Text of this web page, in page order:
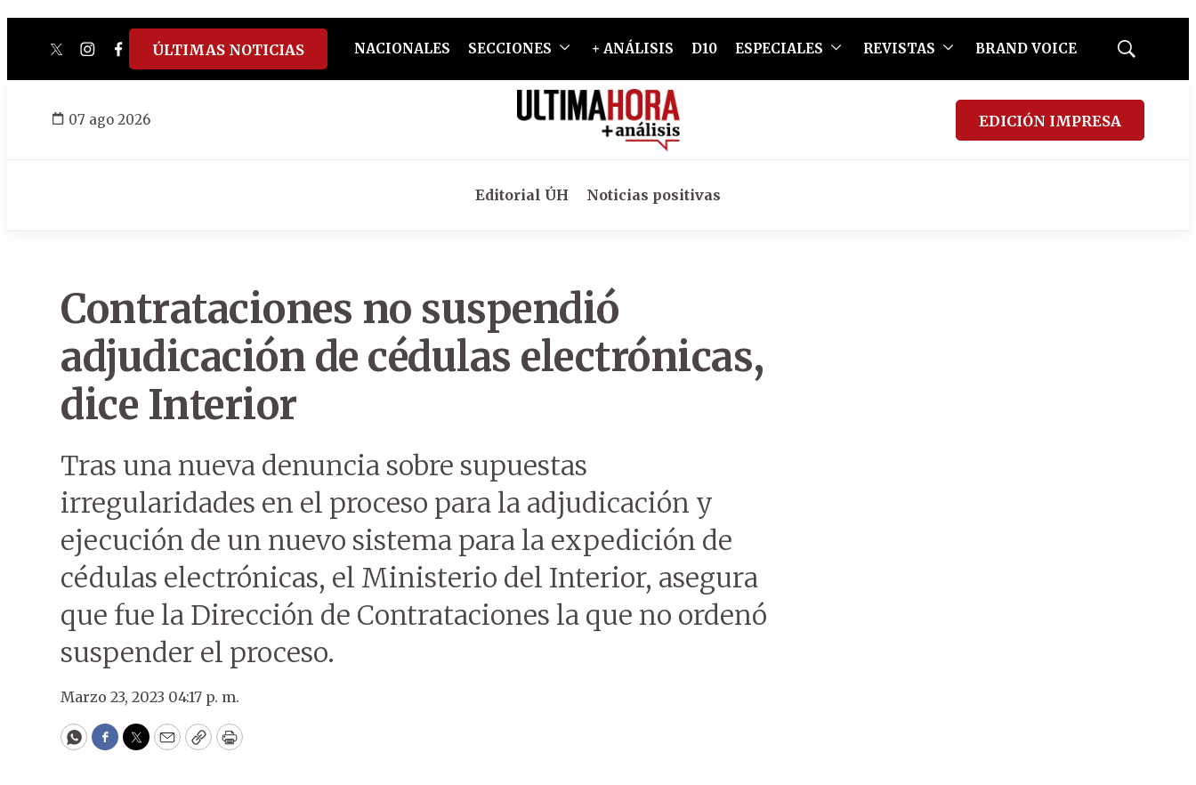
twitterinstagram
facebook
tiktokyoutube
spotify
ÚLTIMAS NOTICIAS NACIONALES SECCIONES + ANÁLISIS D10 ESPECIALES REVISTAS BRAND VOICE
Mostrar
07 ago 2026 EDICIÓN IMPRESA
Editorial ÚH Noticias positivas
Contrataciones no suspendió
adjudicación de cédulas electrónicas,
dice Interior
Tras una nueva denuncia sobre supuestas
irregularidades en el proceso para la adjudicación y
ejecución de un nuevo sistema para la expedición de
cédulas electrónicas, el Ministerio del Interior, asegura
que fue la Dirección de Contrataciones la que no ordenó
suspender el proceso.
Marzo 23, 2023 04:17 p. m.
WhatsApp
Facebook
Twitter
EmailCopyPrint